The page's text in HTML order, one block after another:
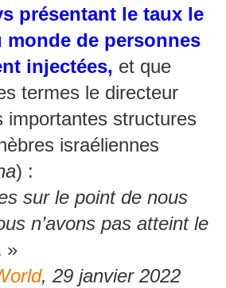
présentant le taux le
monde de personnes
injectées, et que
termes le directeur
importantes structures
israéliennes
) :
sur le point de nous
n’avons pas atteint le
»
, 29 janvier 2022